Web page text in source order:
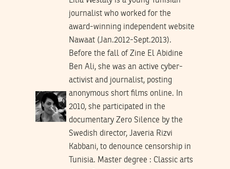
journalist who worked for the
award-winning independent website
Nawaat (Jan.2012-Sept.2013).
Before the fall of Zine El Abidine
Ben Ali, she was an active cyber-
activist and journalist, posting
anonymous short films online. In
2010, she participated in the
documentary Zero Silence by the
Swedish director, Javeria Rizvi
Kabbani, to denounce censorship in
Tunisia. Master degree : Classic arts